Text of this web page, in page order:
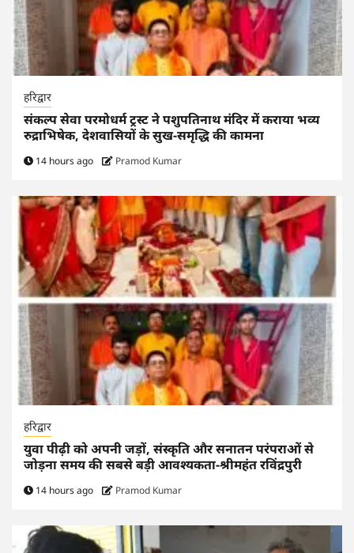
हरिद्वार
संकल्प सेवा परमोधर्म ट्रस्ट ने पशुपतिनाथ मंदिर में कराया भव्य
रुद्राभिषेक, देशवासियों के सुख-समृद्धि की कामना
14 hours ago Pramod Kumar
हरिद्वार
युवा पीढ़ी को अपनी जड़ों, संस्कृति और सनातन परंपराओं से
जोड़ना समय की सबसे बड़ी आवश्यकता-श्रीमहंत रविंद्रपुरी
14 hours ago Pramod Kumar